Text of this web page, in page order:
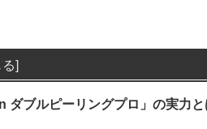
ダブルピーリングプロ」の実力と